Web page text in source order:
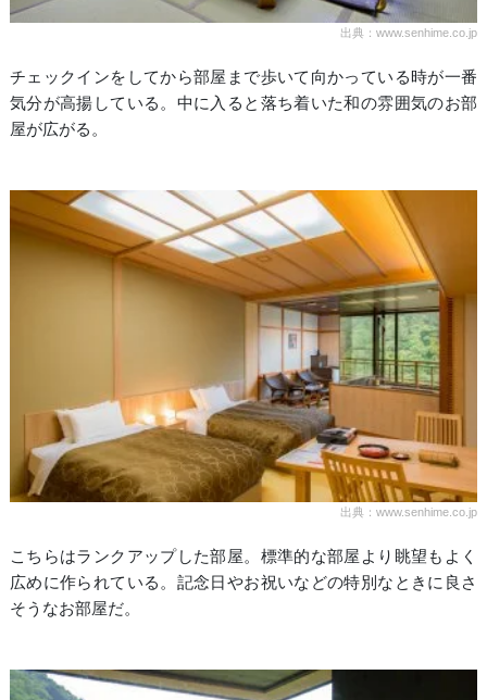
出典：www.senhime.co.jp
チェックインをしてから部屋まで歩いて向かっている時が一番
気分が高揚している。中に入ると落ち着いた和の雰囲気のお部
屋が広がる。
出典：www.senhime.co.jp
こちらはランクアップした部屋。標準的な部屋より眺望もよく
広めに作られている。記念日やお祝いなどの特別なときに良さ
そうなお部屋だ。